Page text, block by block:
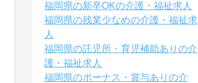
福岡県の新卒OKの介護・福祉求人
福岡県の残業少なめの介護・福祉求
人
福岡県の託児所・育児補助ありの介
護・福祉求人
福岡県のボーナス・賞与ありの介